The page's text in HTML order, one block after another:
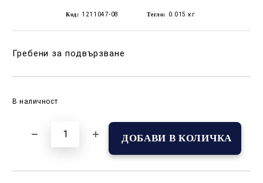
Код: 1211047-08 Тегло: 0.015 кг
Гребени за подвързване
В наличност